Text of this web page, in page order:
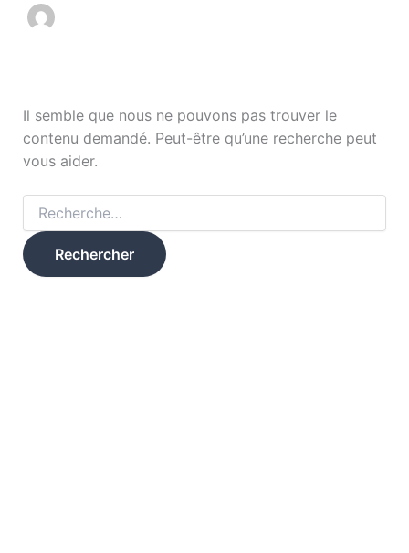
Il semble que nous ne pouvons pas trouver le
contenu demandé. Peut-être qu’une recherche peut
vous aider.